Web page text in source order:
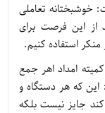
خوشبختانه تعاملی
از این فرصت برای
استفاده کنیم.
امداد اهر جمع
این که هر دستگاه و
جایز نیست بلکه